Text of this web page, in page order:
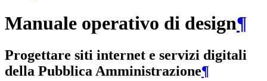
Manuale operativo di design¶
Progettare siti internet e servizi digitali
della Pubblica Amministrazione¶